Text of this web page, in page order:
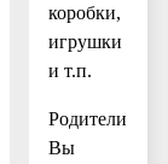
коробки,
игрушки
и т.п.
Родители!
Вы